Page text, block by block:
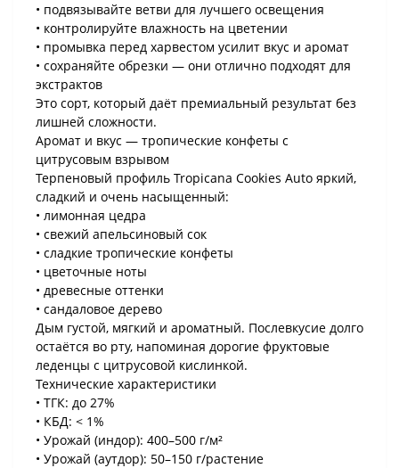
• подвязывайте ветви для лучшего освещения
• контролируйте влажность на цветении
• промывка перед харвестом усилит вкус и аромат
• сохраняйте обрезки — они отлично подходят для
экстрактов
Это сорт, который даёт премиальный результат без
лишней сложности.
Аромат и вкус — тропические конфеты с
цитрусовым взрывом
Терпеновый профиль Tropicana Cookies Auto яркий,
сладкий и очень насыщенный:
• лимонная цедра
• свежий апельсиновый сок
• сладкие тропические конфеты
• цветочные ноты
• древесные оттенки
• сандаловое дерево
Дым густой, мягкий и ароматный. Послевкусие долго
остаётся во рту, напоминая дорогие фруктовые
леденцы с цитрусовой кислинкой.
Технические характеристики
• ТГК: до 27%
• КБД: < 1%
• Урожай (индор): 400–500 г/м²
• Урожай (аутдор): 50–150 г/растение